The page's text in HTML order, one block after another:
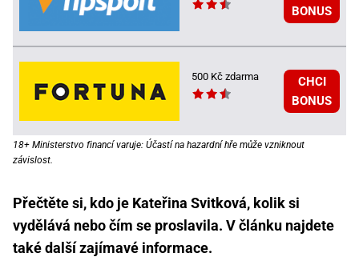
BONUS
500 Kč zdarma
CHCI
BONUS
18+ Ministerstvo financí varuje: Účastí na hazardní hře může vzniknout
závislost.
Přečtěte si, kdo je Kateřina Svitková, kolik si
vydělává nebo čím se proslavila. V článku najdete
také další zajímavé informace.